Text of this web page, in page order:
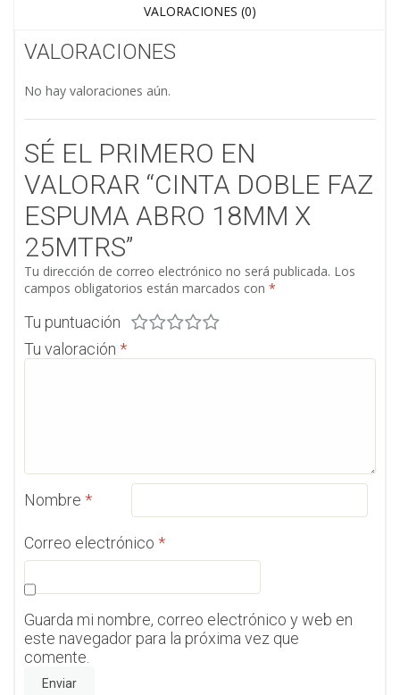
VALORACIONES (0)
VALORACIONES
No hay valoraciones aún.
SÉ EL PRIMERO EN
VALORAR “CINTA DOBLE FAZ
ESPUMA ABRO 18MM X
25MTRS”
Tu dirección de correo electrónico no será publicada. Los
campos obligatorios están marcados con *
Tu puntuación
Tu valoración *
Nombre *
Correo electrónico *
Guarda mi nombre, correo electrónico y web en
este navegador para la próxima vez que
comente.